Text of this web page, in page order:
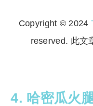
Copyright © 2024
reserved. 此文
4. 哈密瓜火